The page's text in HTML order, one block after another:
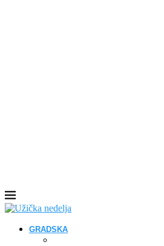
GRADSKA